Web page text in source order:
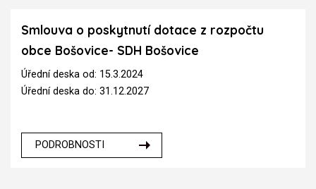
Smlouva o poskytnutí dotace z rozpočtu
obce Bošovice- SDH Bošovice
Úřední deska od: 15.3.2024
Úřední deska do: 31.12.2027
PODROBNOSTI